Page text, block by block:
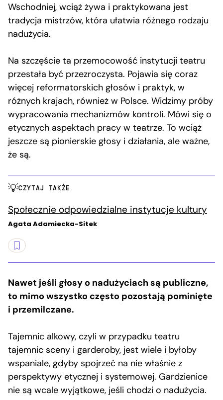
Wschodniej, wciąż żywa i praktykowana jest
tradycja mistrzów, która ułatwia różnego rodzaju
nadużycia.
Na szczęście ta przemocowość instytucji teatru
przestała być przezroczysta. Pojawia się coraz
więcej reformatorskich głosów i praktyk, w
różnych krajach, również w Polsce. Widzimy próby
wypracowania mechanizmów kontroli. Mówi się o
etycznych aspektach pracy w teatrze. To wciąż
jeszcze są pionierskie głosy i działania, ale ważne,
że są.
CZYTAJ TAKŻE
Społecznie odpowiedzialne instytucje kultury
Agata Adamiecka-Sitek
Nawet jeśli głosy o nadużyciach są publiczne,
to mimo wszystko często pozostają pominięte
i przemilczane.
Tajemnic alkowy, czyli w przypadku teatru
tajemnic sceny i garderoby, jest wiele i byłoby
wspaniale, gdyby spojrzeć na nie właśnie z
perspektywy etycznej i systemowej. Gardzienice
nie są wcale wyjątkowe, jeśli chodzi o nadużycia.